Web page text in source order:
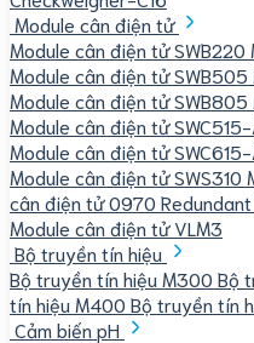
Module cân điện tử
Module cân điện tử SWB220
Module cân điện tử SWB505
Module cân điện tử SWB805
Module cân điện tử
Module cân điện tử
Module cân điện tử SWS310
cân điện tử 0970 Redundant
Module cân điện tử VLM3
Bộ truyền tín hiệu
Bộ truyền tín hiệu M300 Bộ
tín hiệu M400 Bộ truyền tín
Cảm biến pH